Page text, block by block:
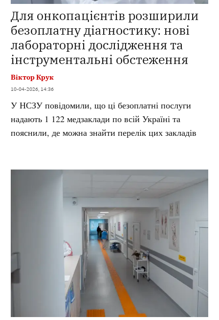
Для онкопацієнтів розширили
безоплатну діагностику: нові
лабораторні дослідження та
інструментальні обстеження
Віктор Крук
10-04-2026, 14:36
У НСЗУ повідомили, що ці безоплатні послуги
надають 1 122 медзаклади по всій Україні та
пояснили, де можна знайти перелік цих закладів